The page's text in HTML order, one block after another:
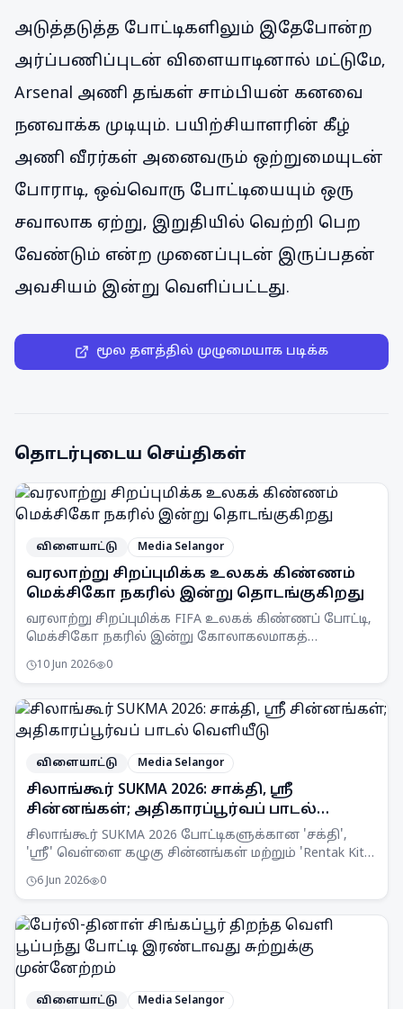
அடுத்தடுத்த போட்டிகளிலும் இதேபோன்ற
அர்ப்பணிப்புடன் விளையாடினால் மட்டுமே,
Arsenal அணி தங்கள் சாம்பியன் கனவை
நனவாக்க முடியும். பயிற்சியாளரின் கீழ்
அணி வீரர்கள் அனைவரும் ஒற்றுமையுடன்
போராடி, ஒவ்வொரு போட்டியையும் ஒரு
சவாலாக ஏற்று, இறுதியில் வெற்றி பெற
வேண்டும் என்ற முனைப்புடன் இருப்பதன்
அவசியம் இன்று வெளிப்பட்டது.
மூல தளத்தில் முழுமையாக படிக்க
தொடர்புடைய செய்திகள்
விளையாட்டு Media Selangor
வரலாற்று சிறப்புமிக்க உலகக் கிண்ணம்
மெக்சிகோ நகரில் இன்று தொடங்குகிறது
வரலாற்று சிறப்புமிக்க FIFA உலகக் கிண்ணப் போட்டி,
மெக்சிகோ நகரில் இன்று கோலாகலமாகத்
இத்தொடர் அதிக அணிகளைக் கொண்டுள்ளது.
10 Jun 2026 0
விளையாட்டு Media Selangor
சிலாங்கூர் SUKMA 2026: சாக்தி, ஸ்ரீ
சின்னங்கள்; அதிகாரப்பூர்வப் பாடல்
வெளியீடு
சிலாங்கூர் SUKMA 2026 போட்டிகளுக்கான 'சக்தி',
'ஸ்ரீ' வெள்ளை கழுகு சின்னங்கள் மற்றும் 'Rentak Kita,
அறிமுகப்படுத்தப்பட்டது.
6 Jun 2026 0
விளையாட்டு Media Selangor